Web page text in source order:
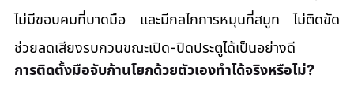
ไม่มีขอบคมที่บาดมือ และมีกลไกการหมุนที่สมูท ไม่ติดขัด
ช่วยลดเสียงรบกวนขณะเปิด-ปิดประตูได้เป็นอย่างดี
การติดตั้งมือจับก้านโยกด้วยตัวเองทำได้จริงหรือไม่?